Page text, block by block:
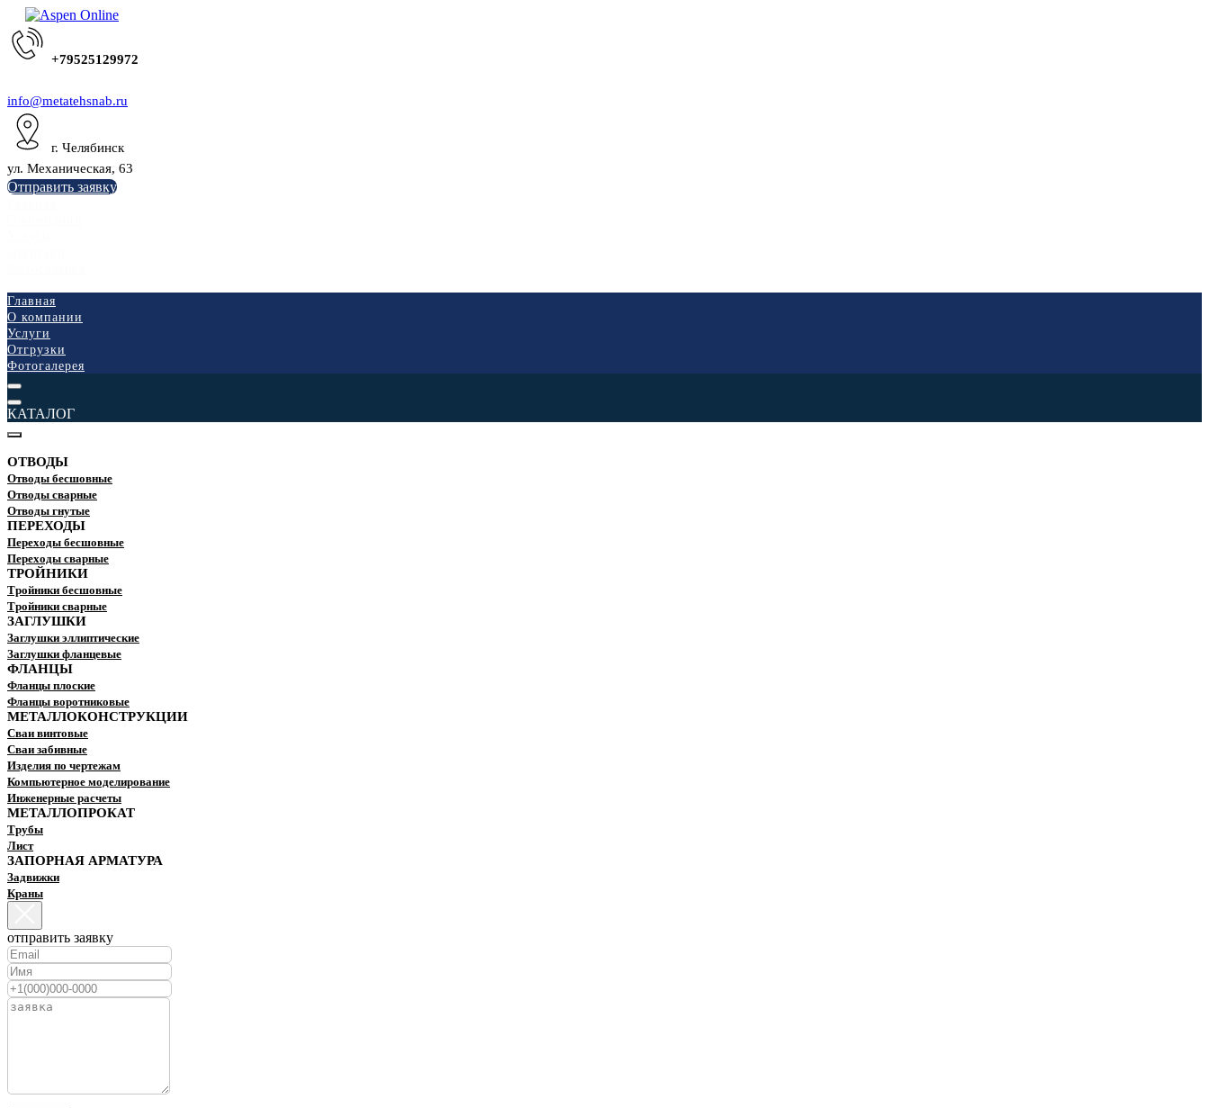
+79525129972
info@metatehsnab.ru
г. Челябинск
ул. Механическая, 63
Отправить заявку
Главная
О компании
Услуги
Отгрузки
Фотогалерея
КАТАЛОГ
ОТВОДЫ
Отводы бесшовные
Отводы сварные
Отводы гнутые
ПЕРЕХОДЫ
Переходы бесшовные
Переходы сварные
ТРОЙНИКИ
Тройники бесшовные
Тройники сварные
ЗАГЛУШКИ
Заглушки эллиптические
Заглушки фланцевые
ФЛАНЦЫ
Фланцы плоские
Фланцы воротниковые
МЕТАЛЛОКОНСТРУКЦИИ
Сваи винтовые
Сваи забивные
Изделия по чертежам
Компьютерное моделирование
Инженерные расчеты
МЕТАЛЛОПРОКАТ
Трубы
Лист
ЗАПОРНАЯ АРМАТУРА
Задвижки
Краны
отправить заявку